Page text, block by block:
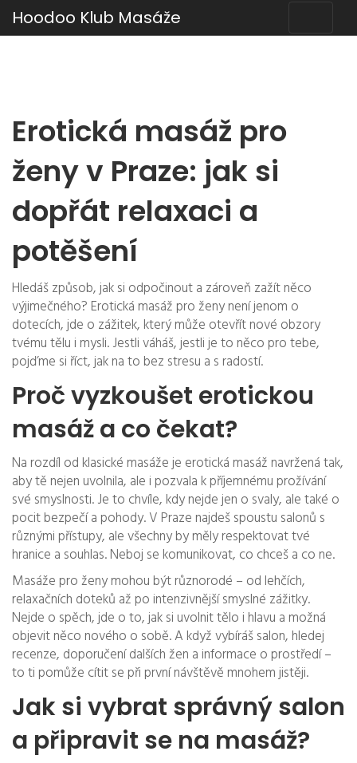
Hoodoo Klub Masáže
Erotická masáž pro
ženy v Praze: jak si
dopřát relaxaci a
potěšení
Hledáš způsob, jak si odpočinout a zároveň zažít něco
výjimečného? Erotická masáž pro ženy není jenom o
dotecích, jde o zážitek, který může otevřít nové obzory
tvému tělu i mysli. Jestli váháš, jestli je to něco pro tebe,
pojďme si říct, jak na to bez stresu a s radostí.
Proč vyzkoušet erotickou
masáž a co čekat?
Na rozdíl od klasické masáže je erotická masáž navržená tak,
aby tě nejen uvolnila, ale i pozvala k příjemnému prožívání
své smyslnosti. Je to chvíle, kdy nejde jen o svaly, ale také o
pocit bezpečí a pohody. V Praze najdeš spoustu salonů s
různými přístupy, ale všechny by měly respektovat tvé
hranice a souhlas. Neboj se komunikovat, co chceš a co ne.
Masáže pro ženy mohou být různorodé – od lehčích,
relaxačních doteků až po intenzivnější smyslné zážitky.
Nejde o spěch, jde o to, jak si uvolnit tělo i hlavu a možná
objevit něco nového o sobě. A když vybíráš salon, hledej
recenze, doporučení dalších žen a informace o prostředí –
to ti pomůže cítit se při první návštěvě mnohem jistěji.
Jak si vybrat správný salon
a připravit se na masáž?